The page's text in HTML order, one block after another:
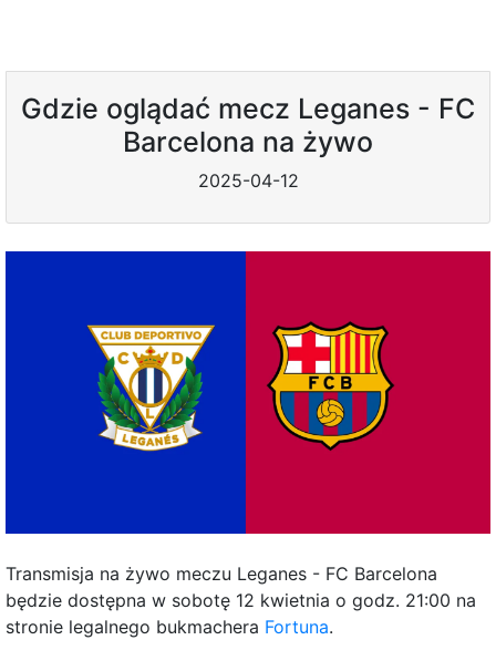
Gdzie oglądać mecz Leganes - FC
Barcelona na żywo
2025-04-12
Transmisja na żywo meczu Leganes - FC Barcelona
będzie dostępna w sobotę 12 kwietnia o godz. 21:00 na
stronie legalnego bukmachera Fortuna.